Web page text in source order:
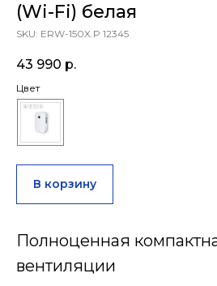
(Wi-Fi) белая
SKU: ERW-150X.P 12345
43 990 р.
Цвет
В корзину
Полноценная
вентиляции